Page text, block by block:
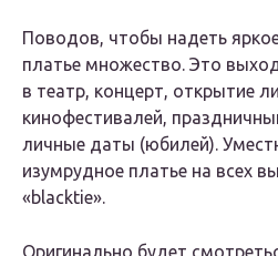
Поводов, чтобы надеть
платье множество. Это
в театр, концерт, открытие
кинофестивалей,
личные даты (юбилей).
изумрудное платье на всех
«blacktie».